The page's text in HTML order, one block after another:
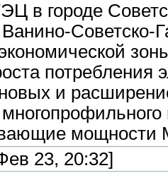
в городе
Советско-
потребления
и
мощности
23, 20:32]